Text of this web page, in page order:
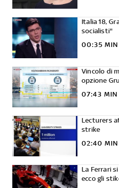
Italia 18,
socialisti"
00:35 MIN
Vincolo di
opzione
07:43 MIN
Lecturers
strike
02:40 MIN
La Ferrari
ecco gli